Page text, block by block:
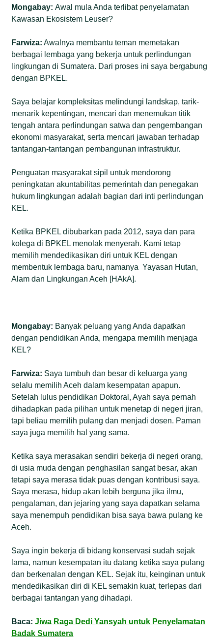
Mongabay:Awal mula Anda terlibat penyelamatan
Kawasan Ekosistem Leuser?
Farwiza: Awalnya membantu teman memetakan
berbagai lembaga yang bekerja untuk perlindungan
lingkungan di Sumatera. Dari proses ini saya bergabung
dengan BPKEL.
Saya belajar kompleksitas melindungi landskap, tarik-
menarik kepentingan, mencari dan menemukan titik
tengah antara perlindungan satwa dan pengembangan
ekonomi masyarakat, serta mencari jawaban terhadap
tantangan-tantangan pembangunan infrastruktur.
Penguatan masyarakat sipil untuk mendorong
peningkatan akuntabilitas pemerintah dan penegakan
hukum lingkungan adalah bagian dari inti perlindungan
KEL.
Ketika BPKEL dibubarkan pada 2012, saya dan para
kolega di BPKEL menolak menyerah. Kami tetap
memilih mendedikasikan diri untuk KEL dengan
membentuk lembaga baru, namanya Yayasan Hutan,
Alam dan Lingkungan Aceh [HAkA].
Mongabay: Banyak peluang yang Anda dapatkan
dengan pendidikan Anda, mengapa memilih menjaga
KEL?
Farwiza: Saya tumbuh dan besar di keluarga yang
selalu memilih Aceh dalam kesempatan apapun.
Setelah lulus pendidikan Doktoral, Ayah saya pernah
dihadapkan pada pilihan untuk menetap di negeri jiran,
tapi beliau memilih pulang dan menjadi dosen. Paman
saya juga memilih hal yang sama.
Ketika saya merasakan sendiri bekerja di negeri orang,
di usia muda dengan penghasilan sangat besar, akan
tetapi saya merasa tidak puas dengan kontribusi saya.
Saya merasa, hidup akan lebih berguna jika ilmu,
pengalaman, dan jejaring yang saya dapatkan selama
saya menempuh pendidikan bisa saya bawa pulang ke
Aceh.
Saya ingin bekerja di bidang konservasi sudah sejak
lama, namun kesempatan itu datang ketika saya pulang
dan berkenalan dengan KEL. Sejak itu, keinginan untuk
mendedikasikan diri di KEL semakin kuat, terlepas dari
berbagai tantangan yang dihadapi.
Baca:Jiwa Raga Dedi Yansyah untuk Penyelamatan
Badak Sumatera